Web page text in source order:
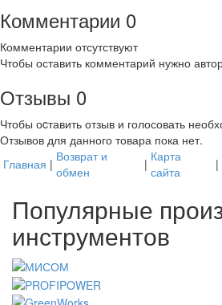
Комментарии 0
Комментарии отсутствуют
Чтобы оставить комментарий нужно
Отзывы 0
Чтобы оcтавить отзыв и голосовать
Отзывов для данного товара пока нет.
Главная | Возврат и
обмен
| Карта
сайта
|
Популярные
инструментов